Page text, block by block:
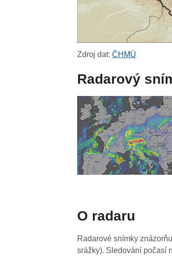
Zdroj dat:ČHMÚ
Radarový
O radaru
Radarové snímky
srážky). Sledování počasí